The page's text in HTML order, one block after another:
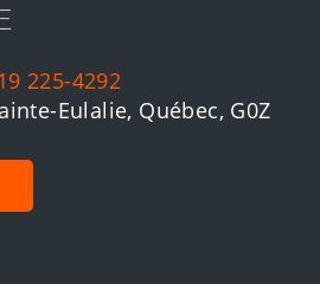
225-4292
Eulalie, Québec, G0Z